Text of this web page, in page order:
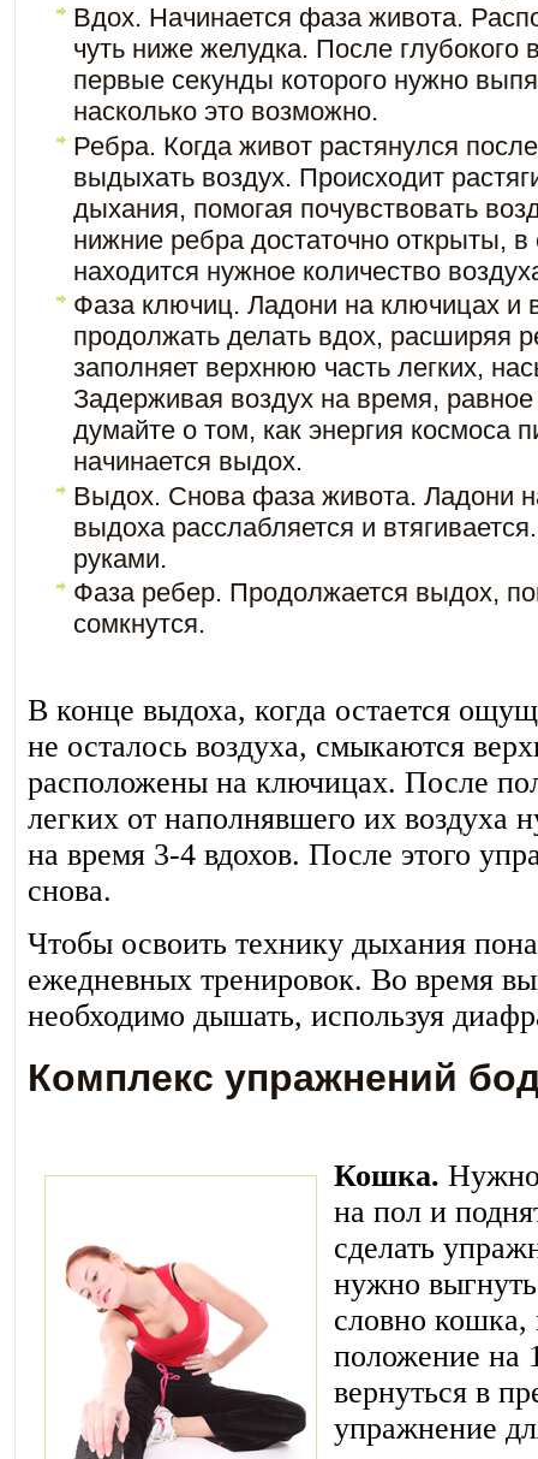
Вдох. Начинается фаза живота.
чуть ниже желудка. После глубокого
первые секунды которого нужно
насколько это возможно.
Ребра. Когда живот растянулся
выдыхать воздух. Происходит
дыхания, помогая почувствовать
нижние ребра достаточно открыты, в
находится нужное количество
Фаза ключиц. Ладони на ключицах и
продолжать делать вдох, расширяя
заполняет верхнюю часть легких,
Задерживая воздух на время,
думайте о том, как энергия космоса
начинается выдох.
Выдох. Снова фаза живота. Ладони
выдоха расслабляется и
руками.
Фаза ребер. Продолжается выдох,
сомкнутся.
В конце выдоха, когда остается
не осталось воздуха, смыкаются
расположены на ключицах. После
легких от наполнявшего их воздуха
на время 3-4 вдохов. После этого
снова.
Чтобы освоить технику дыхания
ежедневных тренировок. Во время
необходимо дышать, используя
Комплекс упражнений
Кошка. Нужно
на пол и
сделать
нужно
словно кошка,
положение на
вернуться в
упражнение